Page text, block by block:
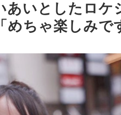
あいとしたロケ
ちゃ楽しみで